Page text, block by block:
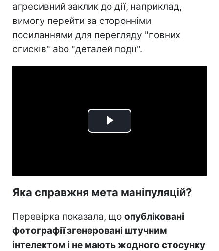
агресивний заклик до дії, наприклад,
вимогу перейти за сторонніми
посиланнями для перегляду "повних
списків" або "деталей події".
Play
Яка справжня мета маніпуляцій?
Перевірка показала, що опубліковані
фотографії згенеровані штучним
інтелектом і не мають жодного стосунку